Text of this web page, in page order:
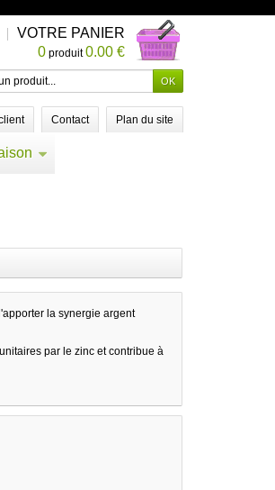
VOTRE PANIER
0 produit0.00 €
Contact Plan du site
la synergie argent
par le zinc et contribue à